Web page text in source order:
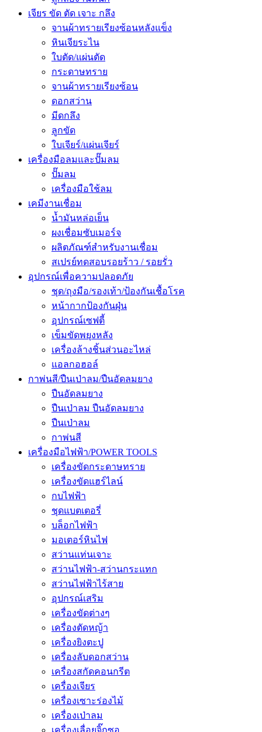
เจียร ขัด ตัด เจาะ กลึง
จานผ้าทรายเรียงซ้อนหลังแข็ง
หินเจียระไน
ใบตัด/แผ่นตัด
กระดาษทราย
จานผ้าทรายเรียงซ้อน
ดอกสว่าน
มีดกลึง
ลูกขัด
ใบเจียร์/แผ่นเจียร์
เครื่องมือลมและปั๊มลม
ปั๊มลม
เครื่องมือใช้ลม
เคมีงานเชื่อม
น้ำมันหล่อเย็น
ผงเชื่อมซับเมอร์จ
ผลิตภัณฑ์สำหรับงานเชื่อม
สเปรย์ทดสอบรอยร้าว / รอยรั่ว
อุปกรณ์เพื่อความปลอดภัย
ชุด/ถุงมือ/รองเท้า/ป้องกันเชื้อโรค
หน้ากากป้องกันฝุ่น
อุปกรณ์เซฟตี้
เข็มขัดพยุงหลัง
เครื่องล้างชิ้นส่วนอะไหล่
แอลกอฮอล์
กาพ่นสี/ปืนเป่าลม/ปืนอัดลมยาง
ปืนอัดลมยาง
ปืนเป่าลม ปืนอัดลมยาง
ปืนเป่าลม
กาพ่นสี
เครื่องมือไฟฟ้า/POWER TOOLS
เครื่องขัดกระดาษทราย
เครื่องขัดแฮร์ไลน์
กบไฟฟ้า
ชุดแบตเตอรี่
บล็อกไฟฟ้า
มอเตอร์หินไฟ
สว่านแท่นเจาะ
สว่านไฟฟ้า-สว่านกระแทก
สว่านไฟฟ้าไร้สาย
อุปกรณ์เสริม
เครื่องขัดต่างๆ
เครื่องตัดหญ้า
เครื่องยิงตะปู
เครื่องลับดอกสว่าน
เครื่องสกัดคอนกรีต
เครื่องเจียร
เครื่องเซาะร่องไม้
เครื่องเป่าลม
เครื่องเลื่อยจิ๊กซอ